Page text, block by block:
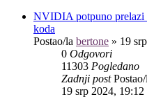
NVIDIA potpuno prelazi
koda
Postao/la bertone » 19
0 Odgovori
11303 Pogledano
Zadnji post
19 srp 2024, 19:12